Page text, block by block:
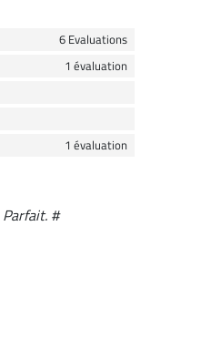
6 Evaluations
1 évaluation
1 évaluation
#